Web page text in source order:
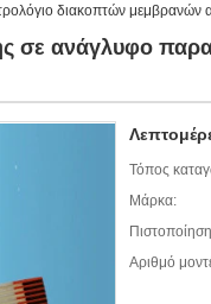
διακοπτών
σε ανάγλυφο
Τόπος
Μάρκα:
Αριθμό